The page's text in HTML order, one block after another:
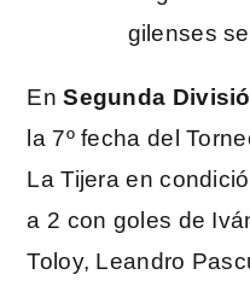
EnSegunda
la 7º fecha del
La Tijera en
a 2 con goles de
Toloy, Leandro